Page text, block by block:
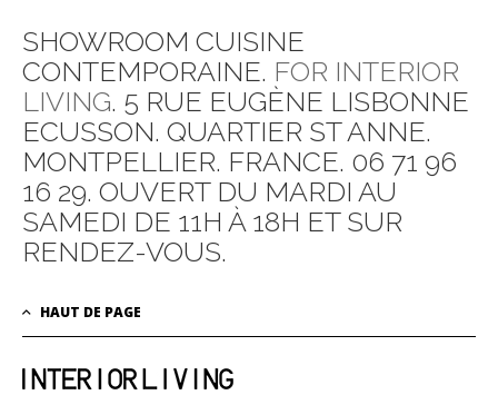
SHOWROOM CUISINE
CONTEMPORAINE. FOR INTERIOR
LIVING. 5 RUE EUGÈNE LISBONNE
ECUSSON. QUARTIER ST ANNE.
MONTPELLIER. FRANCE. 06 71 96
16 29. OUVERT DU MARDI AU
SAMEDI DE 11H À 18H ET SUR
RENDEZ-VOUS.
HAUT DE PAGE